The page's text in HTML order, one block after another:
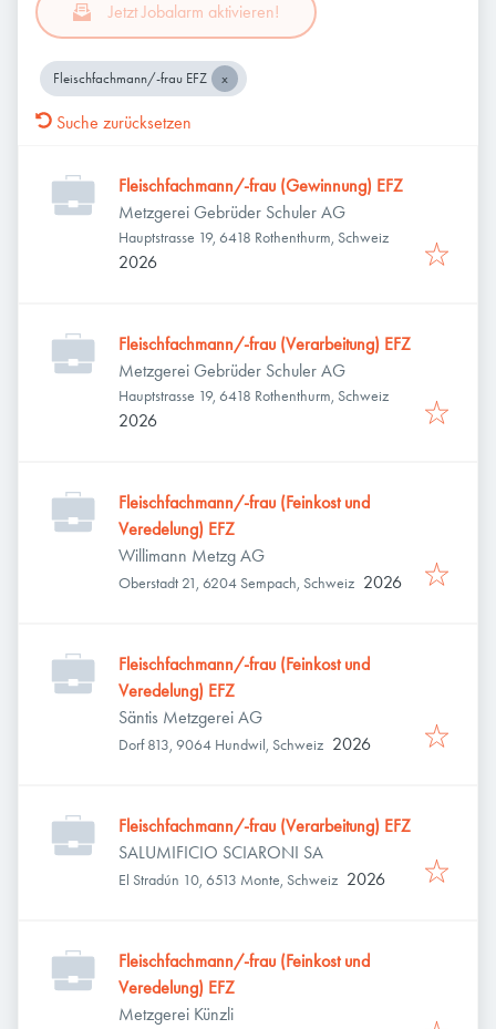
Jetzt Jobalarm aktivieren!
Fleischfachmann/-frau EFZ
Suche zurücksetzen
Fleischfachmann/-frau (Gewinnung) EFZ
Metzgerei Gebrüder Schuler AG
Hauptstrasse 19, 6418 Rothenthurm, Schweiz
2026
Fleischfachmann/-frau (Verarbeitung) EFZ
Metzgerei Gebrüder Schuler AG
Hauptstrasse 19, 6418 Rothenthurm, Schweiz
2026
Fleischfachmann/-frau (Feinkost und
Veredelung) EFZ
Willimann Metzg AG
Oberstadt 21, 6204 Sempach, Schweiz 2026
Fleischfachmann/-frau (Feinkost und
Veredelung) EFZ
Säntis Metzgerei AG
Dorf 813, 9064 Hundwil, Schweiz 2026
Fleischfachmann/-frau (Verarbeitung) EFZ
SALUMIFICIO SCIARONI SA
El Stradún 10, 6513 Monte, Schweiz 2026
Fleischfachmann/-frau (Feinkost und
Veredelung) EFZ
Metzgerei Künzli